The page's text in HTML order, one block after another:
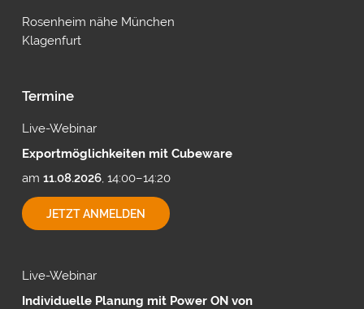
Rosenheim nähe München
Klagenfurt
Termine
Live-Webinar
Exportmöglichkeiten mit Cubeware
am 11.08.2026, 14:00–14:20
JETZT ANMELDENEXPORTMÖGLICHKEITEN
MIT
Live-Webinar
Individuelle Planung mit Power ON von